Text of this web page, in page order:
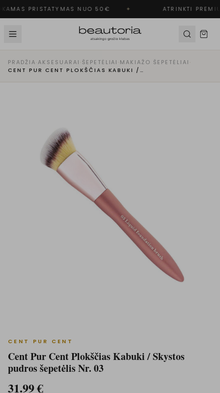
PRISTATYMAS NUO 50€ ✦ ATRINKTI
PRADŽIA·AKSESUARAI ·ŠEPETĖLIAI ·MAKIAŽO ŠEPETĖLIAI ·
CENT PUR CENT PLOKŠČIAS KABUKI / SKYSTOS PUDROS ŠEPETĖLIS NR. 03
CENT PUR CENT
Cent Pur Cent Plokščias Kabuki / Skystos
pudros šepetėlis Nr. 03
31.99€